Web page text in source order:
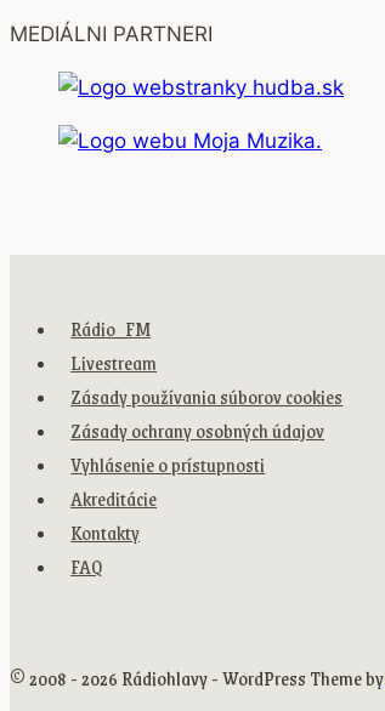
MEDIÁLNI PARTNERI
Rádio_FM
Livestream
Zásady používania súborov cookies
Zásady ochrany osobných údajov
Vyhlásenie o prístupnosti
Akreditácie
Kontakty
FAQ
© 2008 - 2026 Rádiohlavy - WordPress Theme by